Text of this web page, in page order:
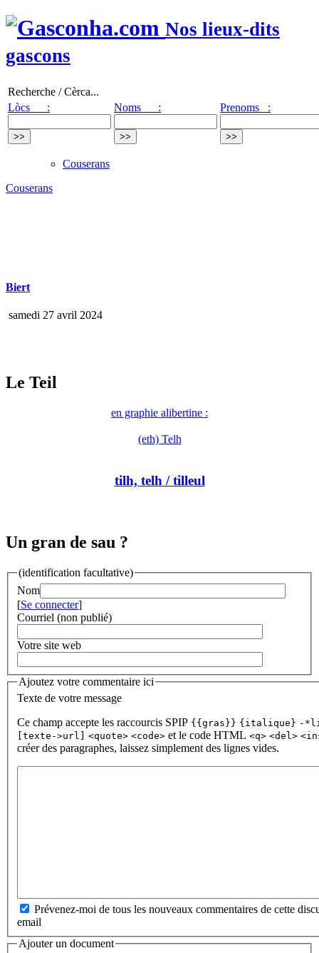
Nos lieux-dits
gascons
Recherche / Cèrca...
Lòcs :
Noms : Prenoms :
Couserans
Couserans
Biert
samedi 27 avril 2024
Le Teil
en graphie alibertine :
(eth) Telh
tilh, telh / tilleul
Un gran de sau ?
(identification facultative)
Nom
[Se connecter]
Courriel (non publié)
Votre site web
Ajoutez votre commentaire ici
Texte de votre message
Ce champ accepte les raccourcis SPIP {{gras}} {italique} -
[texte->url]
<quote> <code> et le code HTML <q> <del>
créer des paragraphes, laissez simplement des lignes vides.
Prévenez-moi de tous les nouveaux commentaires de cette
email
Ajouter un document